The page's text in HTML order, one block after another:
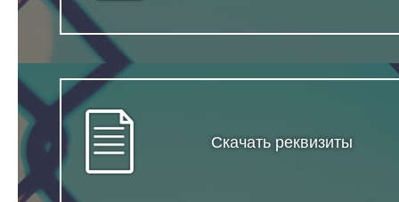
Скачать реквизиты